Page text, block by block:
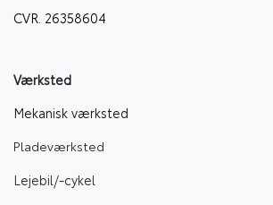
CVR. 26358604
Værksted
Mekanisk værksted
Pladeværksted
Lejebil/-cykel